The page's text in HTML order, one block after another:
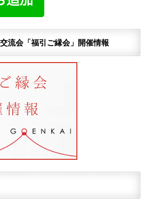
流会「福引ご縁会」開催情報